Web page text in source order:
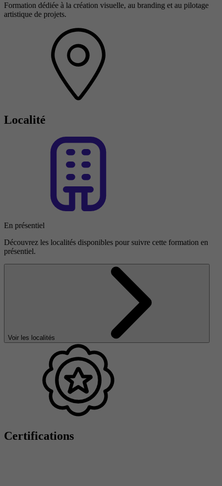
Formation dédiée à la création visuelle, au branding et au pilotage
artistique de projets.
Localité
En présentiel
Découvrez les localités disponibles pour suivre cette formation en
présentiel.
Voir les localités
Certifications